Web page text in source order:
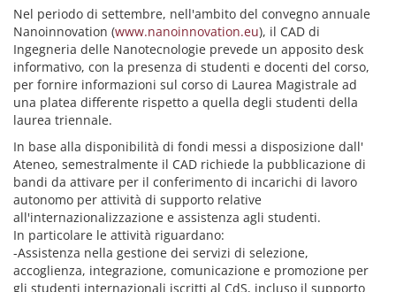
Nel periodo di settembre, nell'ambito del convegno annuale
Nanoinnovation (www.nanoinnovation.eu), il CAD di
Ingegneria delle Nanotecnologie prevede un apposito desk
informativo, con la presenza di studenti e docenti del corso,
per fornire informazioni sul corso di Laurea Magistrale ad
una platea differente rispetto a quella degli studenti della
laurea triennale.
In base alla disponibilità di fondi messi a disposizione dall'
Ateneo, semestralmente il CAD richiede la pubblicazione di
bandi da attivare per il conferimento di incarichi di lavoro
autonomo per attività di supporto relative
all'internazionalizzazione e assistenza agli studenti.
In particolare le attività riguardano:
-Assistenza nella gestione dei servizi di selezione,
accoglienza, integrazione, comunicazione e promozione per
gli studenti internazionali iscritti al CdS, incluso il supporto